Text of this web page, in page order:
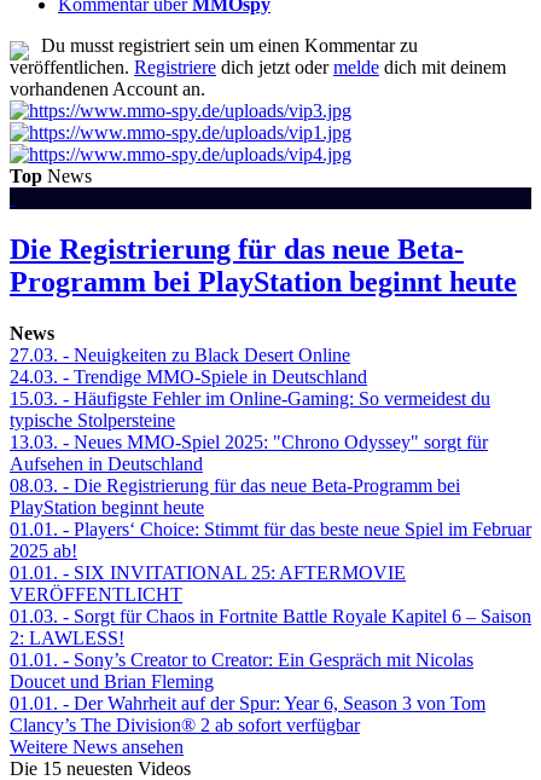
Kommentar überMMOspy
Du musst registriert sein um einen Kommentar zu
veröffentlichen. Registriere dich jetzt odermelde dich mit deinem
vorhandenen Account an.
Top News
Die Registrierung für das neue Beta-
Programm bei PlayStation beginnt heute
News
27.03. - Neuigkeiten zu Black Desert Online
24.03. - Trendige MMO-Spiele in Deutschland
15.03. - Häufigste Fehler im Online-Gaming: So vermeidest du
typische Stolpersteine
13.03. - Neues MMO-Spiel 2025: "Chrono Odyssey" sorgt für
Aufsehen in Deutschland
08.03. - Die Registrierung für das neue Beta-Programm bei
PlayStation beginnt heute
01.01. - Players‘ Choice: Stimmt für das beste neue Spiel im Februar
2025 ab!
01.01. - SIX INVITATIONAL 25: AFTERMOVIE
VERÖFFENTLICHT
01.03. - Sorgt für Chaos in Fortnite Battle Royale Kapitel 6 – Saison
2: LAWLESS!
01.01. - Sony’s Creator to Creator: Ein Gespräch mit Nicolas
Doucet und Brian Fleming
01.01. - Der Wahrheit auf der Spur: Year 6, Season 3 von Tom
Clancy’s The Division® 2 ab sofort verfügbar
Weitere News ansehen
Die 15 neuesten Videos